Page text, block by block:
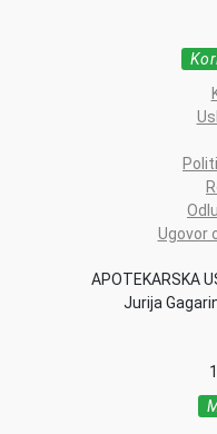
Ugovor
APOTEKARSKA
Jurija